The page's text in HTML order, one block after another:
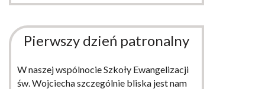
Pierwszy dzień patronalny
W naszej wspólnocie Szkoły Ewangelizacji
św. Wojciecha szczególnie bliska jest nam